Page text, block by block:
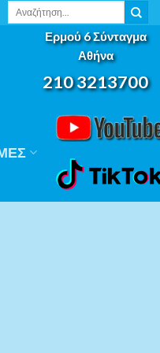
Αναζήτηση
Ερμού 6 Σύνταγμα
Αθήνα
210 3213700